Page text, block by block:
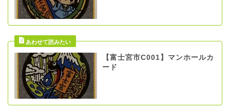
【富士宮市C001】マンホールカ
ード